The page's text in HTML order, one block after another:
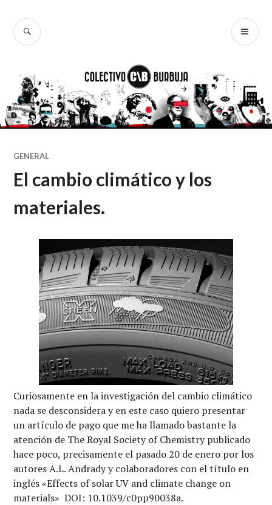
contenido
BUSCAR
GENERAL
El cambio climático y los
materiales.
Curiosamente en la investigación del cambio climático
nada se desconsidera y en este caso quiero presentar
un artículo de pago que me ha llamado bastante la
atención de The Royal Society of Chemistry publicado
hace poco, precisamente el pasado 20 de enero por los
autores A.L. Andrady y colaboradores con el título en
inglés «Effects of solar UV and climate change on
materials» DOI: 10.1039/c0pp90038a.